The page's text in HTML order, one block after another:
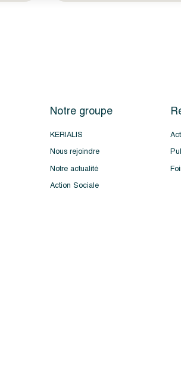
Notre groupe
KERIALIS
Nous rejoindre
Notre actualité
Action Sociale